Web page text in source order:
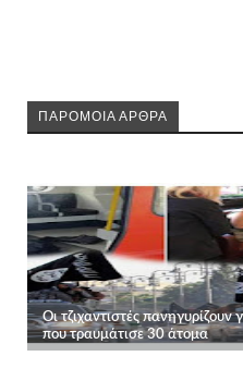
ΠΑΡΟΜΟΙΑ ΑΡΘΡΑ